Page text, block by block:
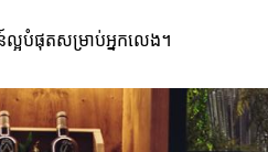
អបំផុតសម្រាប់អ្នកលេង។